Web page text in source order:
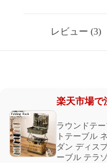
レビュー (3)
楽天市場で
ラウンドテ
トテーブル
ダン ディス
ーブル テラ